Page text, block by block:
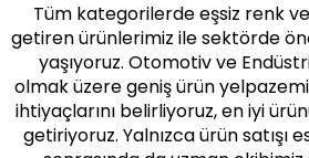
Tüm kategorilerde eşsiz renk
getiren ürünlerimiz ile sektörde
yaşıyoruz. Otomotiv ve
olmak üzere geniş ürün
ihtiyaçlarını belirliyoruz, en iyi
getiriyoruz. Yalnızca ürün satışı